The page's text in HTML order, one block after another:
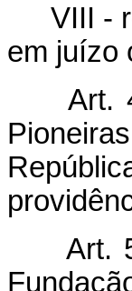
VIII -
em juízo
Art.
Art.